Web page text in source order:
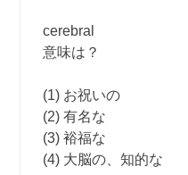
cerebral
意味は？
(1) お祝いの
(2) 有名な
(3) 裕福な
(4) 大脳の、知的な